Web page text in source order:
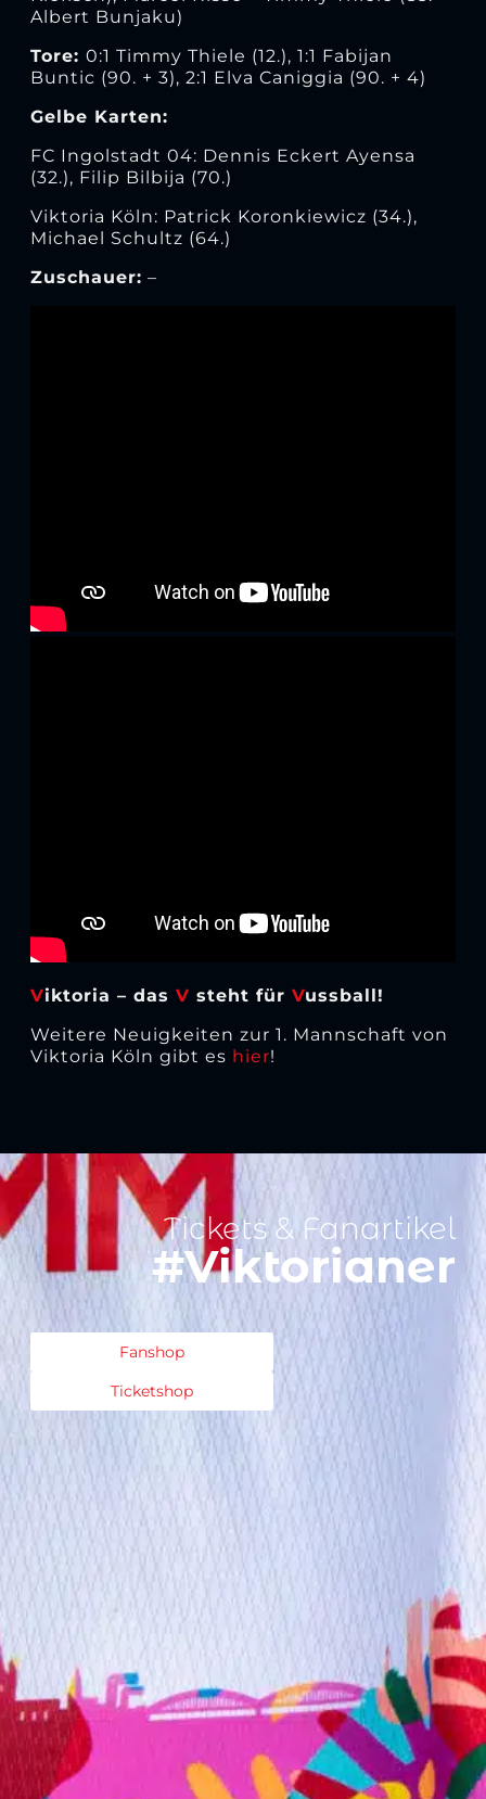
Albert Bunjaku)
Tore: 0:1 Timmy Thiele (12.), 1:1 Fabijan
Buntic (90. + 3), 2:1 Elva Caniggia (90. + 4)
Gelbe Karten:
FC Ingolstadt 04: Dennis Eckert Ayensa
(32.), Filip Bilbija (70.)
Viktoria Köln: Patrick Koronkiewicz (34.),
Michael Schultz (64.)
Zuschauer: –
Viktoria – das V steht für Vussball!
Weitere Neuigkeiten zur 1. Mannschaft von
Viktoria Köln gibt es hier!
Tickets & Fanartikel
#Viktorianer
Fanshop
Ticketshop